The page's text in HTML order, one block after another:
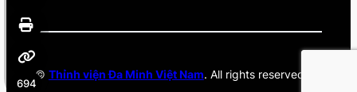
© Thỉnh viện Đa Minh Việt Nam. All rights reserved.
694